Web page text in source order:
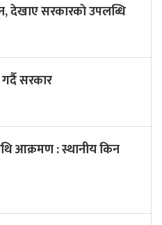
देखाए सरकारकाे उपलब्धि
सरकार
आक्रमण : स्थानीय किन